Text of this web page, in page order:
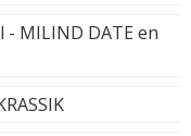
MILIND DATE en